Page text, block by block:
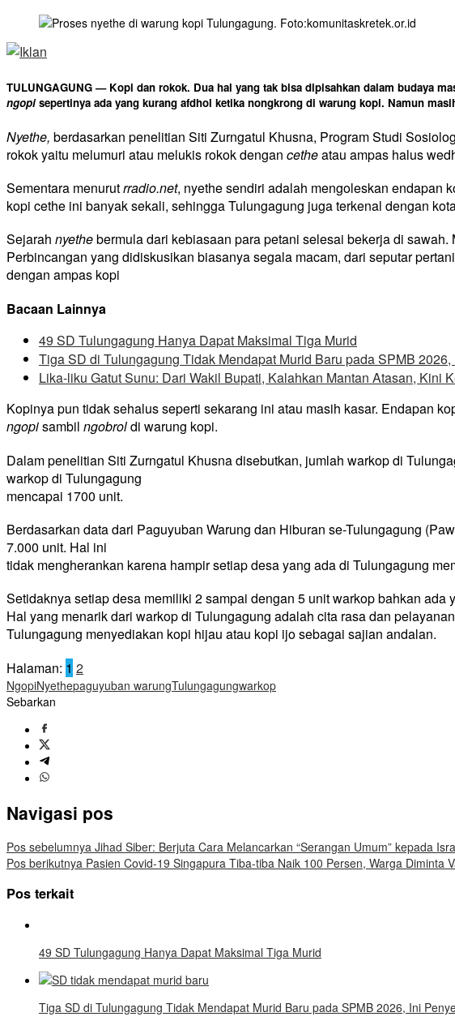
TULUNGAGUNG — Kopi dan rokok. Dua hal yang tak bisa dipisahkan dalam budaya
ngopisepertinya ada yang kurang afdhol ketika nongkrong di warung kopi. Namun
Nyethe, berdasarkan penelitian Siti Zurngatul Khusna, Program Studi
rokok yaitu melumuri atau melukis rokok dengan cetheatau ampas halus
Sementara menurutrradio.net, nyethe sendiri adalah mengoleskan endapan
kopi cethe ini banyak sekali, sehingga Tulungagung juga terkenal dengan
Sejarah nyethebermula dari kebiasaan para petani selesai bekerja di
Perbincangan yang didiskusikan biasanya segala macam, dari seputar
dengan ampas kopi
Bacaan Lainnya
49 SD Tulungagung Hanya Dapat Maksimal Tiga Murid
Tiga SD di Tulungagung Tidak Mendapat Murid Baru pada SPMB
Lika-liku Gatut Sunu: Dari Wakil Bupati, Kalahkan Mantan Atasan, Kini
Kopinya pun tidak sehalus seperti sekarang ini atau masih kasar. Endapan
ngopisambil ngobroldi warung kopi.
Dalam penelitian Siti Zurngatul Khusna disebutkan, jumlah warkop di
warkop di Tulungagung
mencapai 1700 unit.
Berdasarkan data dari Paguyuban Warung dan Hiburan se-Tulungagung
7.000 unit. Hal ini
tidak mengherankan karena hampir setiap desa yang ada di Tulungagung
Setidaknya setiap desa memiliki 2 sampai dengan 5 unit warkop bahkan ada
Hal yang menarik dari warkop di Tulungagung adalah cita rasa dan
Tulungagung menyediakan kopi hijau atau kopi ijo sebagai sajian andalan.
Halaman: 1 2
NgopiNyethepaguyuban warungTulungagungwarkop
Sebarkan
Navigasi pos
Pos sebelumnya Jihad Siber: Berjuta Cara Melancarkan “Serangan Umum” kepada
Pos berikutnya Pasien Covid-19 Singapura Tiba-tiba Naik 100 Persen, Warga Diminta
Pos terkait
49 SD Tulungagung Hanya Dapat Maksimal Tiga Murid
Tiga SD di Tulungagung Tidak Mendapat Murid Baru pada SPMB 2026, Ini